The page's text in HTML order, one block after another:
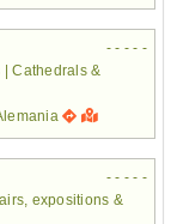
- - - - -
Cathedrals &
- - - - -
expositions &